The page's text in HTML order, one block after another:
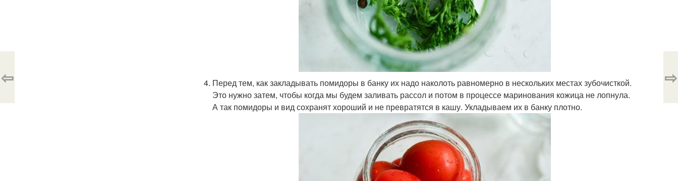
Перед тем, как закладывать помидоры в банку их надо наколоть равномерно в нескольких местах зубочисткой.
Это нужно затем, чтобы когда мы будем заливать рассол и потом в процессе маринования кожица не лопнула.
А так помидоры и вид сохранят хороший и не превратятся в кашу. Укладываем их в банку плотно.
⇦ ⇨